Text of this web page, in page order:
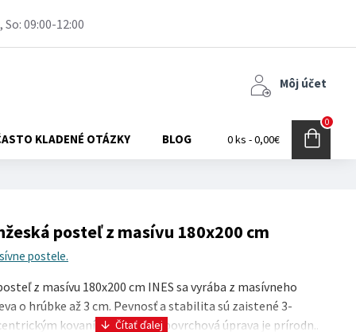
09:00-12:00
Môj účet
KLADENÉ OTÁZKY BLOG 0 ks - 0,00€
0
posteľ z masívu 180x200 cm
postele.
z masívu 180x200 cm INES sa vyrába z masívneho
o hrúbke až 3 cm. Pevnosť a stabilita sú zaistené 3-
kovaním. Základná povrchová úprava je prírodn..